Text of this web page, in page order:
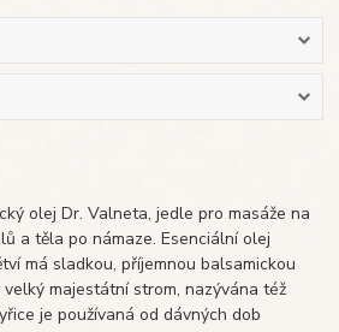
olej Dr. Valneta, jedle pro masáže na
a těla po námaze. Esenciální olej
má sladkou, příjemnou balsamickou
majestátní strom, nazývána též
je používaná od dávných dob